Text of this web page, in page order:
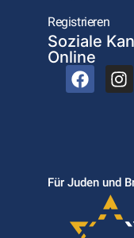
Registrieren
Soziale
Online
Für Juden und